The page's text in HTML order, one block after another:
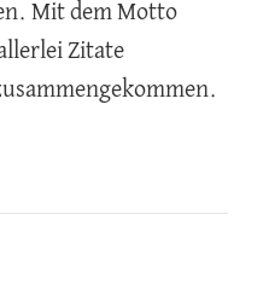
Mit dem Motto
Zitate